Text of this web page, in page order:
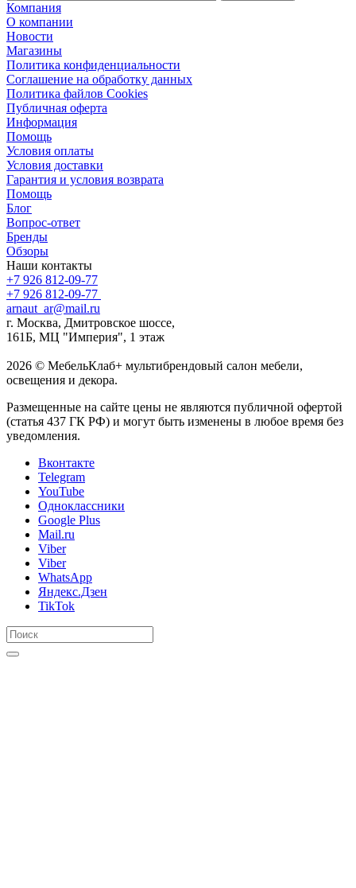
Компания
О компании
Новости
Магазины
Политика конфиденциальности
Соглашение на обработку данных
Политика файлов Cookies
Публичная оферта
Информация
Помощь
Условия оплаты
Условия доставки
Гарантия и условия возврата
Помощь
Блог
Вопрос-ответ
Бренды
Обзоры
Наши контакты
+7 926 812-09-77
+7 926 812-09-77
arnaut_ar@mail.ru
г. Москва, Дмитровское шоссе,
161Б, МЦ "Империя", 1 этаж
2026 © МебельКлаб+ мультибрендовый салон мебели,
освещения и декора.
Размещенные на сайте цены не являются публичной офертой
(статья 437 ГК РФ) и могут быть изменены в любое время без
уведомления.
Вконтакте
Telegram
YouTube
Одноклассники
Google Plus
Mail.ru
Viber
Viber
WhatsApp
Яндекс.Дзен
TikTok